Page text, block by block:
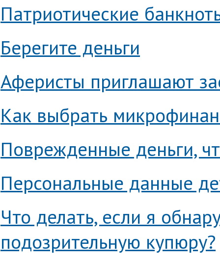
Патриотические
Берегите деньги
Аферисты приглашают
Как выбрать
Поврежденные деньги,
Персональные данные
Что делать, если я
подозрительную купюру?